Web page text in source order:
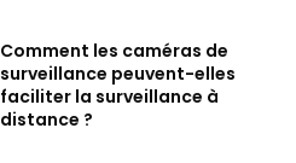
Comment les caméras de
surveillance peuvent-elles
faciliter la surveillance à
distance ?